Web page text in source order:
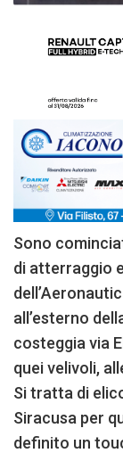
Sono
di atterraggio
all’esterno
costeggia via
quei velivoli,
Si tratta di
Siracusa per
definito un